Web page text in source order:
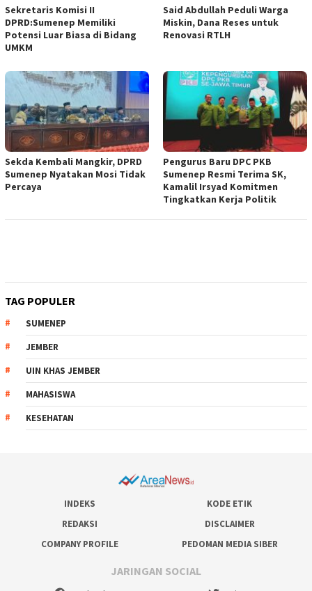
Sekretaris Komisi II
DPRD:Sumenep Memiliki
Potensi Luar Biasa di Bidang
UMKM
Said Abdullah Peduli Warga
Miskin, Dana Reses untuk
Renovasi RTLH
Sekda Kembali Mangkir, DPRD
Sumenep Nyatakan Mosi Tidak
Percaya
Pengurus Baru DPC PKB
Sumenep Resmi Terima SK,
Kamalil Irsyad Komitmen
Tingkatkan Kerja Politik
TAG POPULER
SUMENEP
JEMBER
UIN KHAS JEMBER
MAHASISWA
KESEHATAN
INDEKS
KODE ETIK
REDAKSI
DISCLAIMER
COMPANY PROFILE
PEDOMAN MEDIA SIBER
JARINGAN SOCIAL